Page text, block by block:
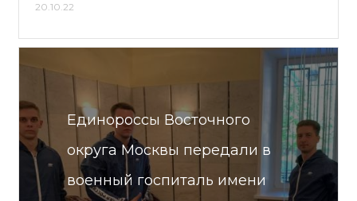
20.10.22
Единороссы Восточного
округа Москвы передали в
военный госпиталь имени